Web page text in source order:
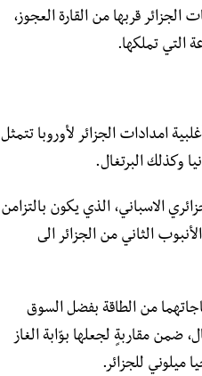
قربها من القارة العجوز،
التي تملكها.
امدادات الجزائر لأوروبا تتمثل
وكذلك البرتغال.
الاسباني، الذي يكون بالتزامن
الثاني من الجزائر الى
من الطاقة بفضل السوق
ضمن مقاربةٍ لجعلها بوّابة الغاز
ميلوني للجزائر.